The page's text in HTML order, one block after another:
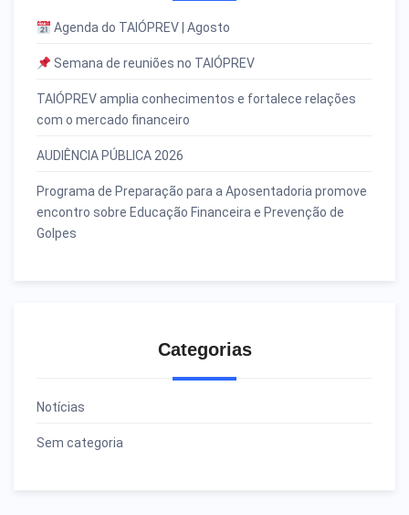
Agenda do TAIÓPREV | Agosto
Semana de reuniões no TAIÓPREV
TAIÓPREV amplia conhecimentos e fortalece relações
com o mercado financeiro
AUDIÊNCIA PÚBLICA 2026
Programa de Preparação para a Aposentadoria promove
encontro sobre Educação Financeira e Prevenção de
Golpes
Categorias
Notícias
Sem categoria